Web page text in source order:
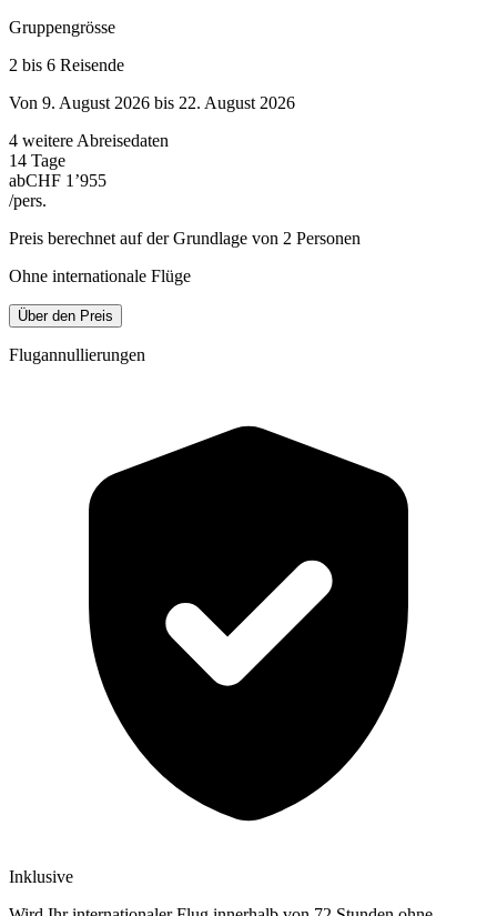
Gruppengrösse
2 bis 6 Reisende
Von 9. August 2026 bis 22. August 2026
4 weitere Abreisedaten
14 Tage
abCHF 1’955
/pers.
Preis berechnet auf der Grundlage von 2 Personen
Ohne internationale Flüge
Über den Preis
Flugannullierungen
Inklusive